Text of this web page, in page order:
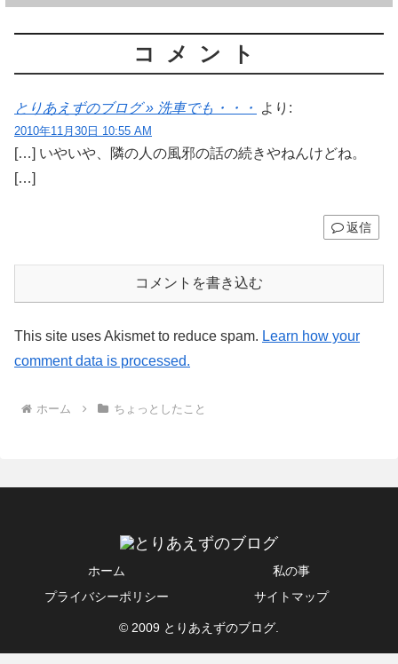
コメント
とりあえずのブログ » 洗車でも・・・ より:
2010年11月30日 10:55 AM
[…] いやいや、隣の人の風邪の話の続きやねんけどね。
[…]
返信
コメントを書き込む
This site uses Akismet to reduce spam. Learn how your
comment data is processed.
ホーム ちょっとしたこと
ホーム
私の事
プライバシーポリシー
サイトマップ
© 2009 とりあえずのブログ.